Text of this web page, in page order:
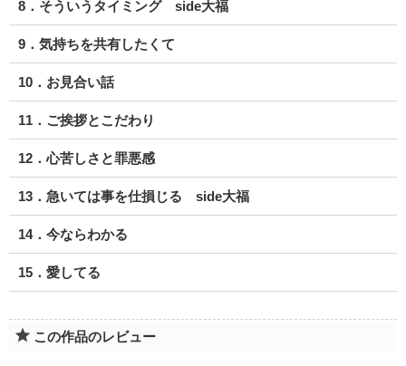
8．そういうタイミング side大福
9．気持ちを共有したくて
10．お見合い話
11．ご挨拶とこだわり
12．心苦しさと罪悪感
13．急いては事を仕損じる side大福
14．今ならわかる
15．愛してる
この作品のレビュー